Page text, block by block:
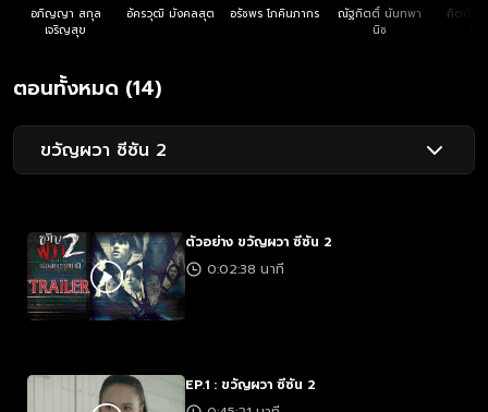
อภิญญา สกุล
เจริญสุข
อัครวุฒิ มังคลสุต อรัชพร โภคินภากร
ณัฐกิตติ์ นันทพา
นิช
กิตติศั
ตอนทั้งหมด (14)
ขวัญผวา ซีซัน 2
ตัวอย่าง ขวัญผวา ซีซัน 2
0:02:38 นาที
EP.1 : ขวัญผวา ซีซัน 2